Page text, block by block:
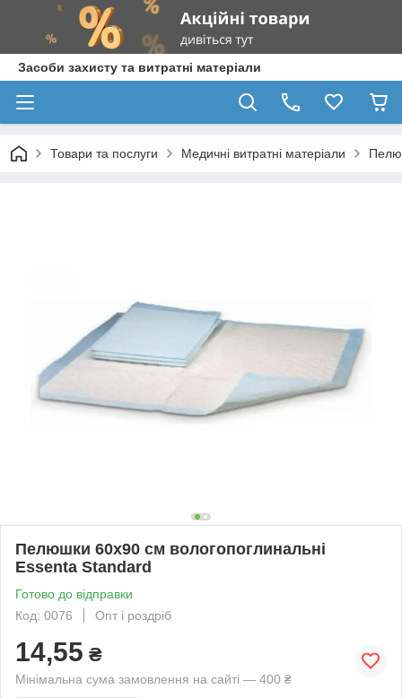
Засоби захисту та витратні матеріали
Товари та послуги Медичні витратні матеріали
Пелюшки 60х90 см вологопоглинальні
Essenta Standard
Готово до відправки
Код: 0076
Опт і роздріб
14,55 ₴
Мінімальна сума замовлення на сайті — 400 ₴